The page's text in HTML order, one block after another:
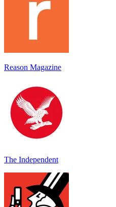
Reason Magazine
The Independent